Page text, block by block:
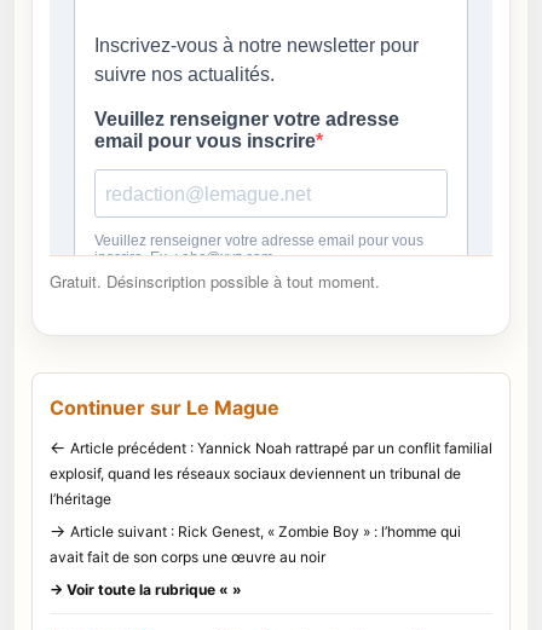
Gratuit. Désinscription possible à tout moment.
Continuer sur Le Mague
← Article précédent : Yannick Noah rattrapé par un conflit familial
explosif, quand les réseaux sociaux deviennent un tribunal de
l’héritage
→ Article suivant : Rick Genest, « Zombie Boy » : l’homme qui
avait fait de son corps une œuvre au noir
→ Voir toute la rubrique « »